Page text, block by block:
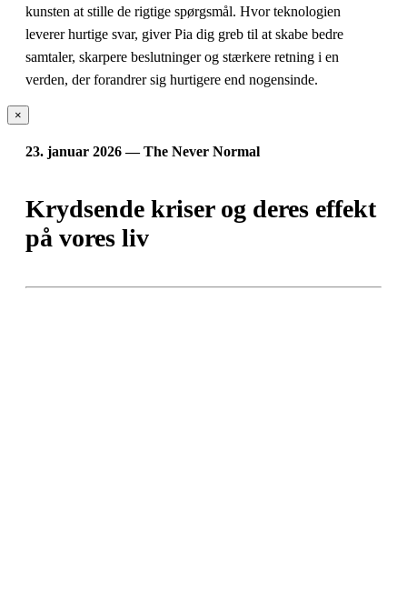
kunsten at stille de rigtige spørgsmål. Hvor teknologien
leverer hurtige svar, giver Pia dig greb til at skabe bedre
samtaler, skarpere beslutninger og stærkere retning i en
verden, der forandrer sig hurtigere end nogensinde.
×
23. januar 2026 — The Never Normal
Krydsende kriser og deres effekt
på vores liv